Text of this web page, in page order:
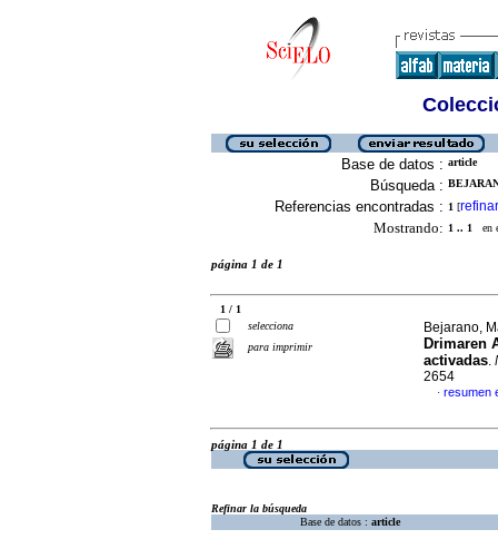
Base de datos : article
Búsqueda :
Referencias encontradas : 1 [refinar
Mostrando: 1 .. 1 en
página 1 de 1
1 / 1
selecciona
para imprimir
Bejarano,
Drimaren
activadas.
2654
· resumen
página 1 de 1
Refinar la búsqueda
Base de datos : article